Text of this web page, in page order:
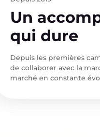
Un
qui dure
Depuis les premières
de collaborer avec la
marché en constante